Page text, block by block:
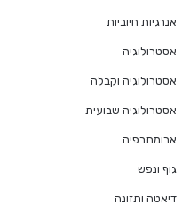
אנרגיות חיוביות
אסטרולוגיה
אסטרולוגיה וקבלה
אסטרולוגיה שבועית
ארומתרפיה
גוף ונפש
דיאטה ותזונה